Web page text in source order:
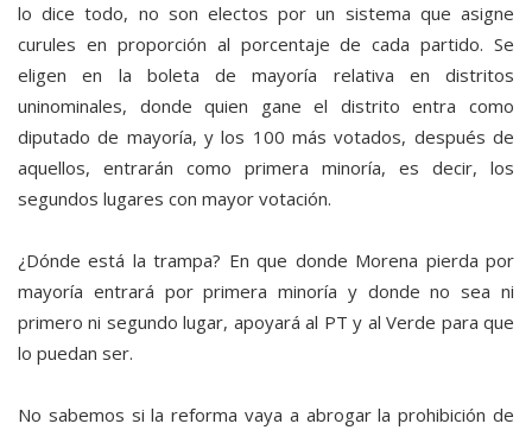
lo dice todo, no son electos por un sistema que asigne
curules en proporción al porcentaje de cada partido. Se
eligen en la boleta de mayoría relativa en distritos
uninominales, donde quien gane el distrito entra como
diputado de mayoría, y los 100 más votados, después de
aquellos, entrarán como primera minoría, es decir, los
segundos lugares con mayor votación.
¿Dónde está la trampa? En que donde Morena pierda por
mayoría entrará por primera minoría y donde no sea ni
primero ni segundo lugar, apoyará al PT y al Verde para que
lo puedan ser.
No sabemos si la reforma vaya a abrogar la prohibición de